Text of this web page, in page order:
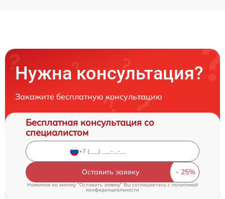
Нужна консультация?
Закажите бесплатную консультацию
Бесплатная консультация со
специалистом
Оставить заявку
Нажимая на кнопку "Оставить заявку" Вы соглашаетесь cполитикой
конфиденциальности